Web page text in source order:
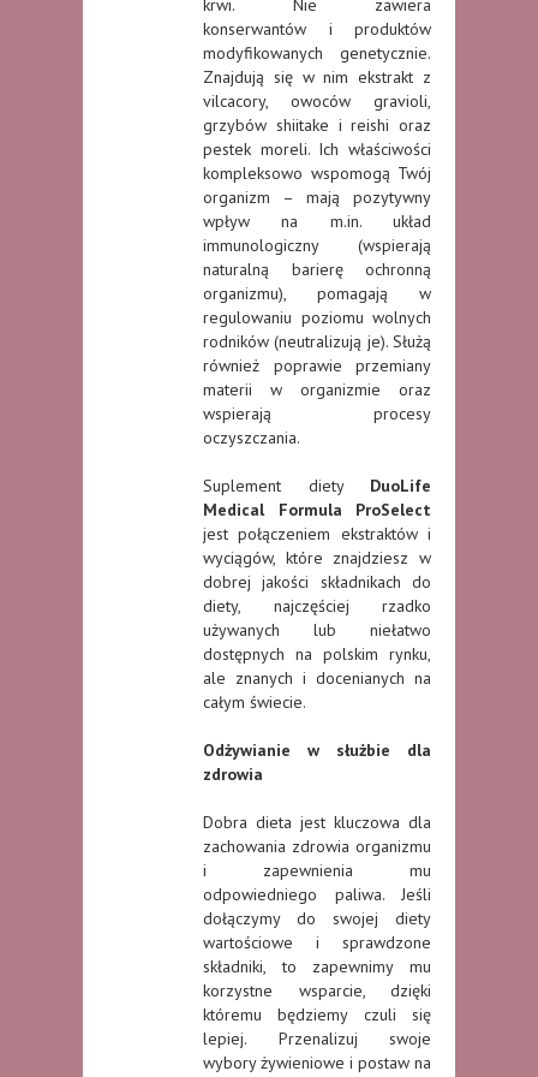
krwi. Nie zawiera
konserwantów i produktów
modyfikowanych genetycznie.
Znajdują się w nim ekstrakt z
vilcacory, owoców gravioli,
grzybów shiitake i reishi oraz
pestek moreli. Ich właściwości
kompleksowo wspomogą Twój
organizm – mają pozytywny
wpływ na m.in. układ
immunologiczny (wspierają
naturalną barierę ochronną
organizmu), pomagają w
regulowaniu poziomu wolnych
rodników (neutralizują je). Służą
również poprawie przemiany
materii w organizmie oraz
wspierają procesy
oczyszczania.
Suplement diety DuoLife
Medical Formula ProSelect
jest połączeniem ekstraktów i
wyciągów, które znajdziesz w
dobrej jakości składnikach do
diety, najczęściej rzadko
używanych lub niełatwo
dostępnych na polskim rynku,
ale znanych i docenianych na
całym świecie.
Odżywianie w służbie dla
zdrowia
Dobra dieta jest kluczowa dla
zachowania zdrowia organizmu
i zapewnienia mu
odpowiedniego paliwa. Jeśli
dołączymy do swojej diety
wartościowe i sprawdzone
składniki, to zapewnimy mu
korzystne wsparcie, dzięki
któremu będziemy czuli się
lepiej. Przenalizuj swoje
wybory żywieniowe i postaw na